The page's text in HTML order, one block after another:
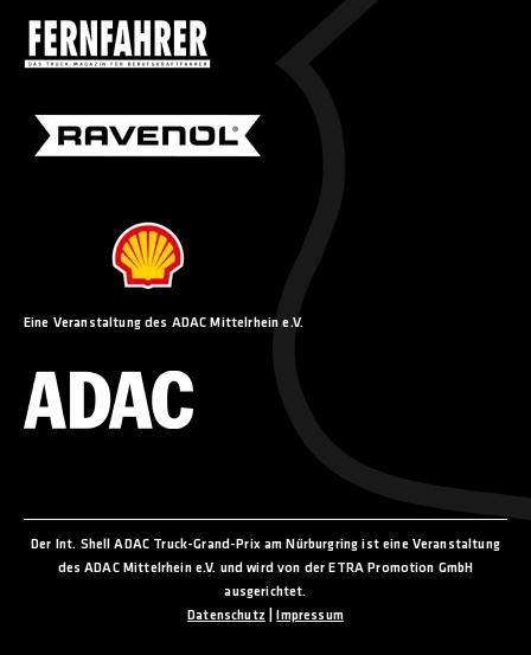
Eine Veranstaltung des ADAC Mittelrhein e.V.
Der Int. Shell ADAC Truck-Grand-Prix am Nürburgring ist eine Veranstaltung
des ADAC Mittelrhein e.V. und wird von der ETRA Promotion GmbH
ausgerichtet.
Datenschutz
Impressum